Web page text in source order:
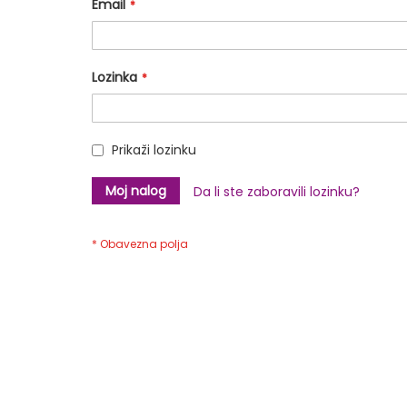
Email
Lozinka
Prikaži lozinku
Moj nalog Da li ste zaboravili lozinku?